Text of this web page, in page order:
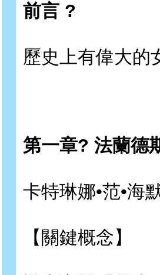
前言 ?
歷史上有偉大的
第一章? 法蘭德
卡特琳娜•范•海
【關鍵概念】